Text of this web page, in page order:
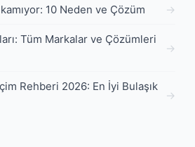
10 Neden ve Çözüm
Tüm Markalar ve Çözümleri
Rehberi 2026: En İyi Bulaşık